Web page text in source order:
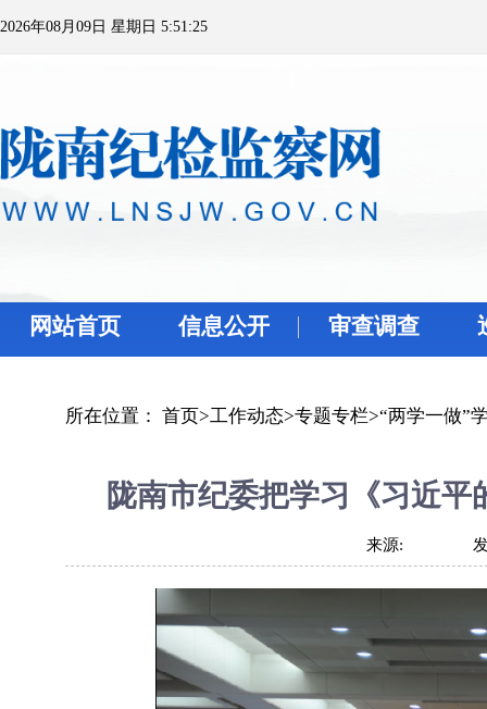
2026年08月09日 星期日 5:51:25
网站首页 信息公开 审查调查
所在位置： 首页>工作动态>专题专栏>“两学一做”
陇南市纪委把学习《习近
来源: